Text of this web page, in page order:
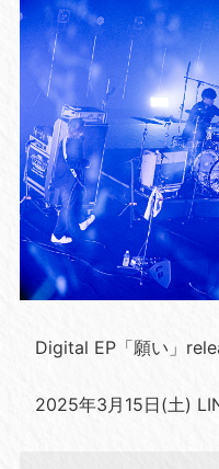
Digital EP「願い」
2025年3月15日(土)